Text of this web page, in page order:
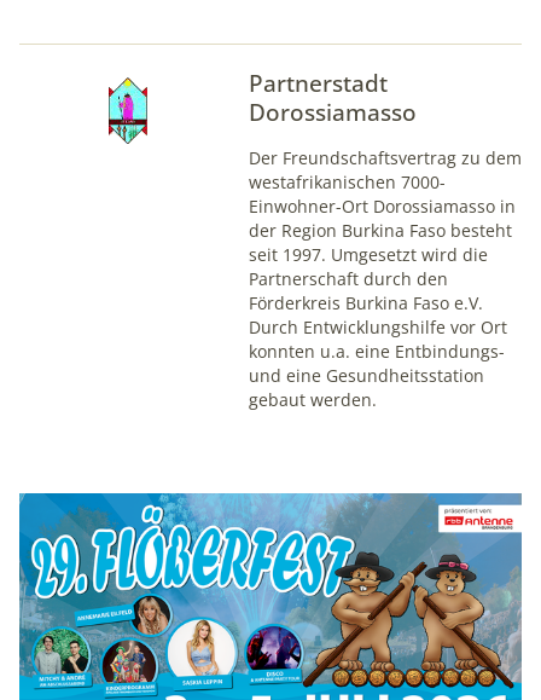
Partnerstadt
Dorossiamasso
Der Freundschaftsvertrag zu dem
westafrikanischen 7000-
Einwohner-Ort Dorossiamasso in
der Region Burkina Faso besteht
seit 1997. Umgesetzt wird die
Partnerschaft durch den
Förderkreis Burkina Faso e.V.
Durch Entwicklungshilfe vor Ort
konnten u.a. eine Entbindungs-
und eine Gesundheitsstation
gebaut werden.
Schlagzeilen
Cookie Laufzeit:
1 Jahr
Statistik-Cookies erfassen Informationen anonym. Diese
Informationen helfen uns zu verstehen, wie Besucher
unsere Intranet-Website nutzen und dienen als
Grundlage für Verbesserungen der Nutzererfahrung
Anbieter:
matomo.org
Zweck:
Statistik
Cookie Laufzeit:
1 Jahr